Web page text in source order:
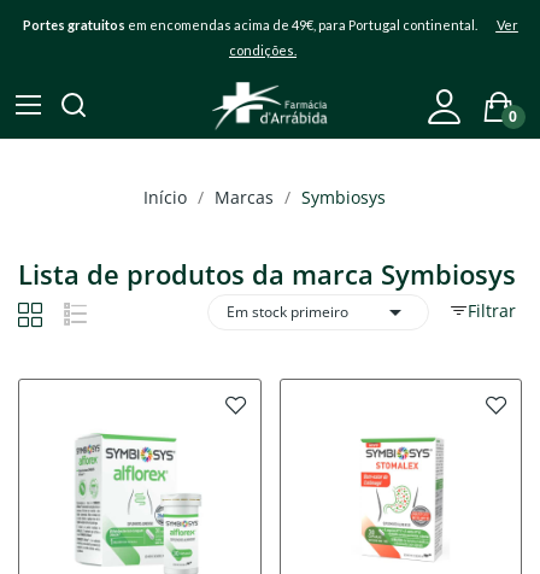
Portes gratuitos em encomendas acima de 49€, para Portugal continental. Ver
condições.
0
Início Marcas Symbiosys
Lista de produtos da marca Symbiosys
Filtrar
Em stock primeiro 